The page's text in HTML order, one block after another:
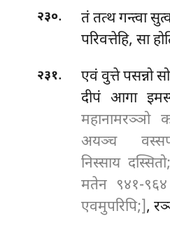
२३०.
तं तत्थ गन्त्वा
परिवत्तेहि, सा
२३१.
एवं वुत्ते पसन्नो
दीपं आगा
महानामरञ्ञो
अयञ्च
निस्साय
मतेन ९४१-९६४
एवमुपरिपि;],